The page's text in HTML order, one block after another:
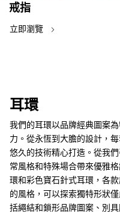
戒指
立即瀏覽
耳環
我們的耳環以品牌經典圖案
力。從永恆到大膽的設計，
悠久的技術精心打造。從我
常風格和特殊場合帶來優雅
環和彩色寶石針式耳環，各
的風格，可以探索獨特形狀
括繩結和鎖形品牌圖案、別